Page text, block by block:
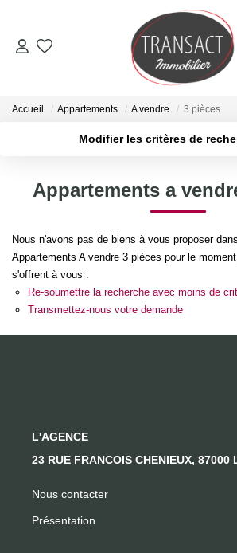
ACCUEIL
Qui Sommes-Nous
Nos Actualités
Accueil Appartements A vendre 3 pièces
Modifier les critères de
Sélectionnez...
Type de bien
Budget max
Appartements a
Nous n'avons pas de biens à vous proposer
Appartements A vendre 3 pièces pour le
s'offrent à vous :
Re-soumettre la recherche avec moins de
Transmettez-nous votre demande
L'AGENCE
23 RUE FRANCOIS CHENIEUX, 87000
Nous contacter
Présentation